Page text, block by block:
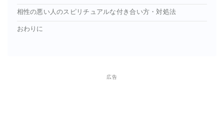
相性の悪い人のスピリチュアルな付き合い方・対処法
おわりに
広告